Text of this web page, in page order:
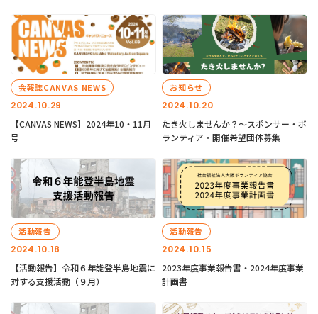
2024.10.29
会報誌CANVAS NEWS
【CANVAS NEWS】2024年10・11月
号
2024.10.20
お知らせ
たき火しませんか？～スポンサー・ボ
ランティア・開催希望団体募集
2024.10.18
活動報告
【活動報告】令和６年能登半島地震に
対する支援活動（９月）
2024.10.15
活動報告
2023年度事業報告書・2024年度事業
計画書